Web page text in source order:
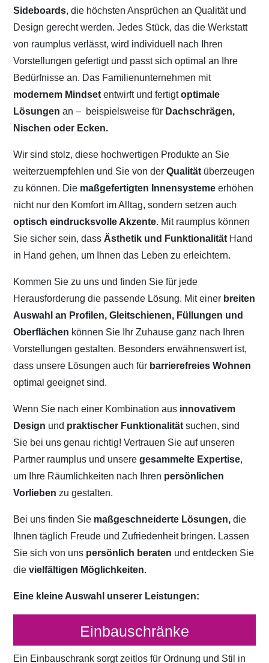
Sideboards, die höchsten Ansprüchen an Qualität und
Design gerecht werden. Jedes Stück, das die Werkstatt
von raumplus verlässt, wird individuell nach Ihren
Vorstellungen gefertigt und passt sich optimal an Ihre
Bedürfnisse an. Das Familienunternehmen mit
modernem Mindset entwirft und fertigtoptimale
Lösungen an – beispielsweise für Dachschrägen,
Nischen oder Ecken.
Wir sind stolz, diese hochwertigen Produkte an Sie
weiterzuempfehlen und Sie von derQualität überzeugen
zu können. Die maßgefertigten Innensystemeerhöhen
nicht nur den Komfort im Alltag, sondern setzen auch
optisch eindrucksvolle Akzente. Mit raumplus können
Sie sicher sein, dass Ästhetik und Funktionalität Hand
in Hand gehen, um Ihnen das Leben zu erleichtern.
Kommen Sie zu uns und finden Sie für jede
Herausforderung die passende Lösung. Mit einer breiten
Auswahl an Profilen, Gleitschienen, Füllungen und
Oberflächen können Sie Ihr Zuhause ganz nach Ihren
Vorstellungen gestalten. Besonders erwähnenswert ist,
dass unsere Lösungen auch für barrierefreies Wohnen
optimal geeignet sind.
Wenn Sie nach einer Kombination aus innovativem
Design und praktischer Funktionalitätsuchen, sind
Sie bei uns genau richtig! Vertrauen Sie auf unseren
Partner raumplus und unseregesammelte Expertise,
um Ihre Räumlichkeiten nach Ihren persönlichen
Vorliebenzu gestalten.
Bei uns finden Sie maßgeschneiderte Lösungen, die
Ihnen täglich Freude und Zufriedenheit bringen. Lassen
Sie sich von uns persönlich beraten und entdecken Sie
dievielfältigen Möglichkeiten.
Eine kleine Auswahl unserer Leistungen:
Einbauschränke
Ein Einbauschrank sorgt zeitlos für Ordnung und Stil in